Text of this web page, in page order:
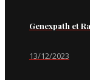
Genexpath et
13/12/2023